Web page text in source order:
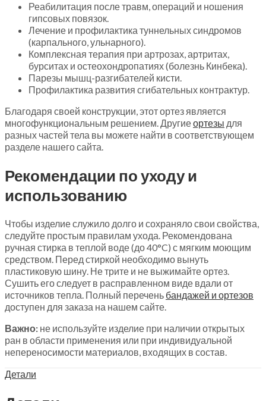
Реабилитация после травм, операций и ношения
гипсовых повязок.
Лечение и профилактика туннельных синдромов
(карпального, ульнарного).
Комплексная терапия при артрозах, артритах,
бурситах и остеохондропатиях (болезнь Кинбека).
Парезы мышц-разгибателей кисти.
Профилактика развития сгибательных контрактур.
Благодаря своей конструкции, этот ортез является
многофункциональным решением. Другиеортезы для
разных частей тела вы можете найти в соответствующем
разделе нашего сайта.
Рекомендации по уходу и
использованию
Чтобы изделие служило долго и сохраняло свои свойства,
следуйте простым правилам ухода. Рекомендована
ручная стирка в теплой воде (до 40°C) с мягким моющим
средством. Перед стиркой необходимо вынуть
пластиковую шину. Не трите и не выжимайте ортез.
Сушить его следует в расправленном виде вдали от
источников тепла. Полный перечень бандажей и ортезов
доступен для заказа на нашем сайте.
Важно: не используйте изделие при наличии открытых
ран в области применения или при индивидуальной
непереносимости материалов, входящих в состав.
Детали